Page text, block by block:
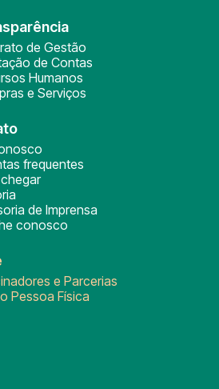
de Gestão
de Contas
Humanos
e Serviços
frequentes
de Imprensa
conosco
e Parcerias
Pessoa Física